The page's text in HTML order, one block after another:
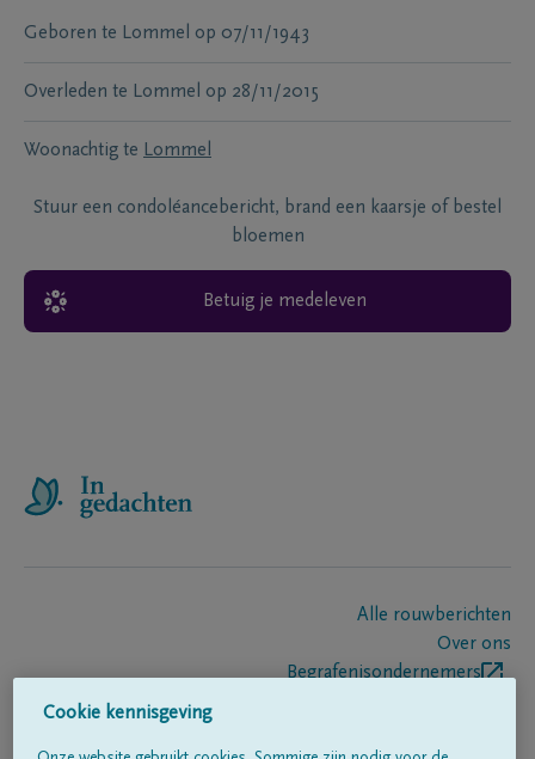
Geboren te Lommel op 07/11/1943
Overleden te Lommel op 28/11/2015
Woonachtig te Lommel
Stuur een condoléancebericht, brand een kaarsje of bestel
bloemen
Betuig je medeleven
Alle rouwberichten
Over ons
Begrafenisondernemers
Cookie kennisgeving